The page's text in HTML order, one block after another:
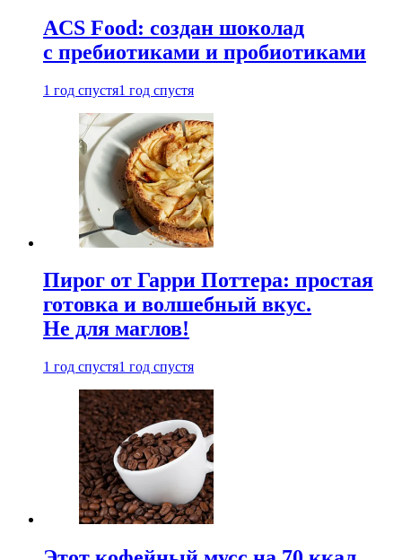
ACS Food: создан шоколад
с пребиотиками и пробиотиками
1 год спустя1 год спустя
Пирог от Гарри Поттера: простая
готовка и волшебный вкус.
Не для маглов!
1 год спустя1 год спустя